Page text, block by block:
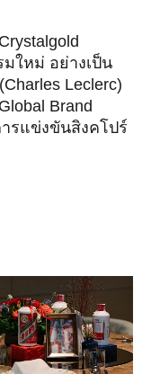
ใหม่ อย่างเป็น
Leclerc)
Brand
รแข่งขันสิงคโปร์